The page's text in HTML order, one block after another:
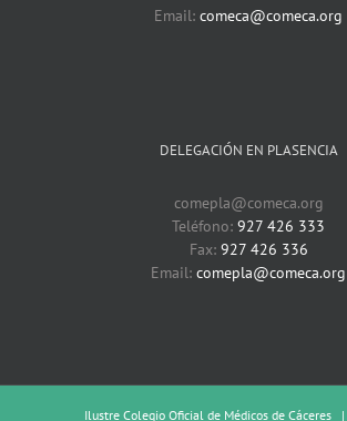
Email: comeca@comeca.org
DELEGACIÓN EN PLASENCIA
comepla@comeca.org
Teléfono: 927 426 333
Fax: 927 426 336
Email: comepla@comeca.org
Ilustre Colegio Oficial de Médicos de Cáceres |